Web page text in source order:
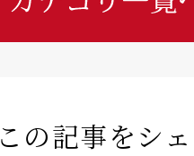
この記事をシ